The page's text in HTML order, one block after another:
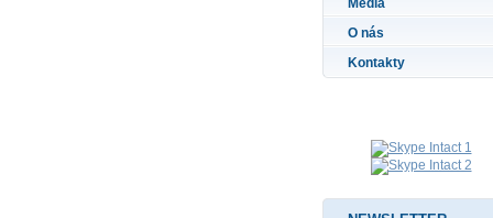
Média
O nás
Kontakty